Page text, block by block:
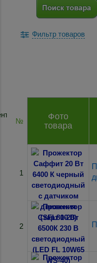
Фильтр товаров
№
Фото
товара
1
2